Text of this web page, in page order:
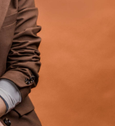
(B.Eng.)